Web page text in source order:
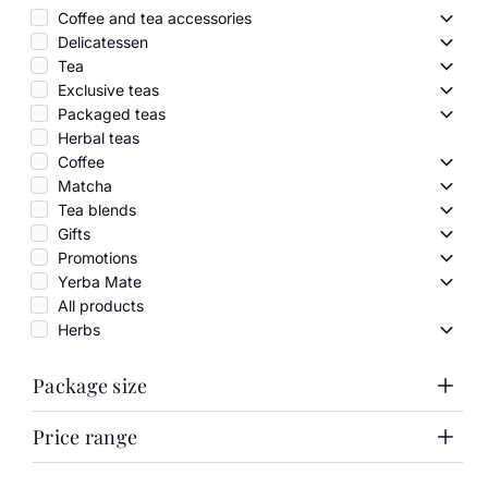
Coffee and tea accessories
Delicatessen
Tea
Tea -
Exclusive teas
Packaged teas
Herbal teas
Coffee
Matcha
Tea blends
Tea
Gifts
Gifts
Promotions
Yerba Mate
All products
Herbs
Package size
1000g
Price range